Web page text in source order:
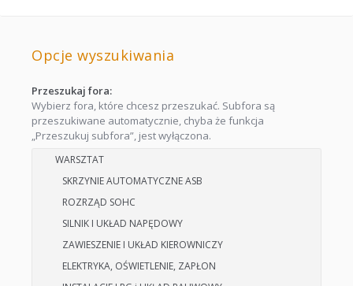
Opcje wyszukiwania
Przeszukaj fora:
Wybierz fora, które chcesz przeszukać. Subfora są
przeszukiwane automatycznie, chyba że funkcja
„Przeszukuj subfora”, jest wyłączona.